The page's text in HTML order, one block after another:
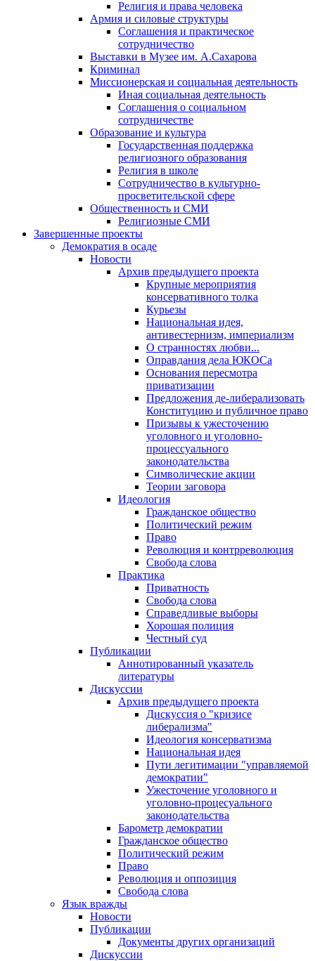
Религия и права человека
Армия и силовые структуры
Соглашения и практическое
сотрудничество
Выставки в Музее им. А.Сахарова
Криминал
Миссионерская и социальная деятельность
Иная социальная деятельность
Соглашения о социальном
сотрудничестве
Образование и культура
Государственная поддержка
религиозного образования
Религия в школе
Сотрудничество в культурно-
просветительской сфере
Общественность и СМИ
Религиозные СМИ
Завершенные проекты
Демократия в осаде
Новости
Архив предыдущего проекта
Крупные мероприятия
консервативного толка
Курьезы
Национальная идея,
антивестернизм, империализм
О странностях любви...
Оправдания дела ЮКОСа
Основания пересмотра
приватизации
Предложения де-либерализовать
Конституцию и публичное право
Призывы к ужесточению
уголовного и уголовно-
процессуального
законодательства
Символические акции
Теории заговора
Идеология
Гражданское общество
Политический режим
Право
Революция и контрреволюция
Свобода слова
Практика
Приватность
Свобода слова
Справедливые выборы
Хорошая полиция
Честный суд
Публикации
Аннотированный указатель
литературы
Дискуссии
Архив предыдущего проекта
Дискуссия о "кризисе
либерализма"
Идеология консерватизма
Национальная идея
Пути легитимации "управляемой
демократии"
Ужесточение уголовного и
уголовно-процесуального
законодательства
Барометр демократии
Гражданское общество
Политический режим
Право
Революция и оппозиция
Свобода слова
Язык вражды
Новости
Публикации
Документы других организаций
Дискуссии